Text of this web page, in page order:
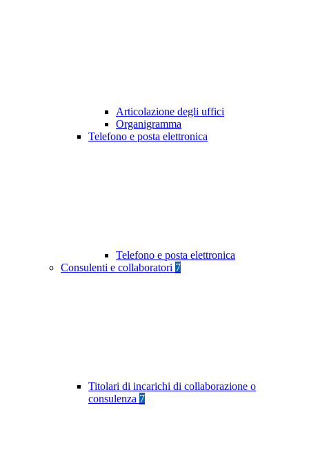
Articolazione degli uffici
Organigramma
Telefono e posta elettronica
Telefono e posta elettronica
Consulenti e collaboratori 7
Titolari di incarichi di collaborazione o
consulenza 7